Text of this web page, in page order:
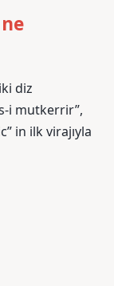
diz
i mutkerrir”,
in ilk virajıyla